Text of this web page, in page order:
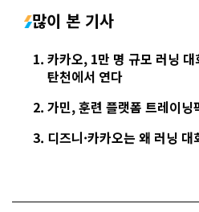
많이 본 기사
카카오, 1만 명 규모 러닝 대
탄천에서 연다
가민, 훈련 플랫폼 트레이닝
디즈니·카카오는 왜 러닝 대